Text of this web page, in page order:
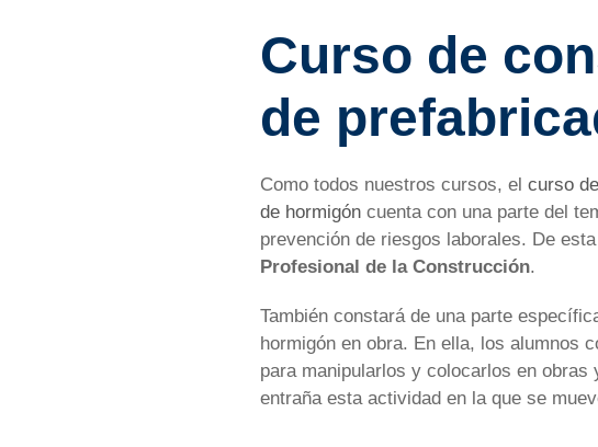
Curso de
de
Como todos nuestros cursos, el curso
de hormigón cuenta con una parte del
prevención de riesgos laborales. De
Profesional de la Construcción.
También constará de una parte
hormigón en obra. En ella, los alumnos
para manipularlos y colocarlos en
entraña esta actividad en la que se